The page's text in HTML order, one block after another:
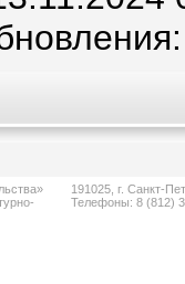
191025, г. Санкт-
Телефоны: 8 (812)